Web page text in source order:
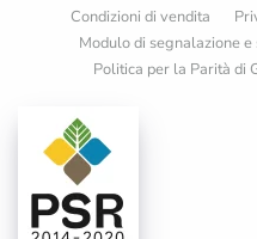
Condizioni di vendita
Modulo di segnalazione
Politica per la Parità di